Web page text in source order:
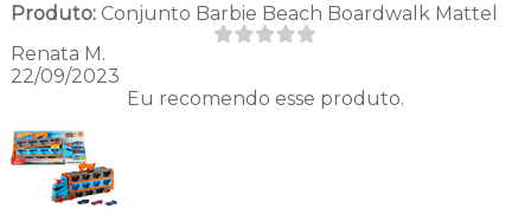
Produto:Conjunto Barbie Beach Boardwalk Mattel
Renata M.
22/09/2023
Eu recomendo esse produto.